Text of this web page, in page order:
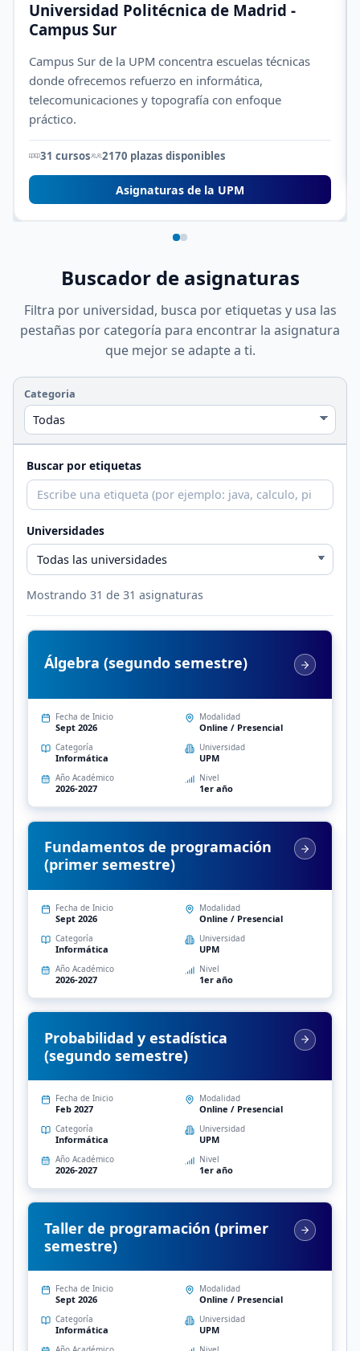
Universidad Politécnica de Madrid -
Campus Sur
Campus Sur de la UPM concentra escuelas técnicas
donde ofrecemos refuerzo en informática,
telecomunicaciones y topografía con enfoque
práctico.
31 cursos 2170 plazas disponibles
Asignaturas de la UPM
Buscador de asignaturas
Filtra por universidad, busca por etiquetas y usa las
pestañas por categoría para encontrar la asignatura
que mejor se adapte a ti.
Categoria
Buscar por etiquetas
Universidades
Mostrando 31 de 31 asignaturas
Álgebra (segundo semestre)
Fecha de Inicio
Sept 2026
Modalidad
Online / Presencial
Categoría
Informática
Universidad
UPM
Año Académico
2026-2027
Nivel
1er año
Fundamentos de programación
(primer semestre)
Fecha de Inicio
Sept 2026
Modalidad
Online / Presencial
Categoría
Informática
Universidad
UPM
Año Académico
2026-2027
Nivel
1er año
Probabilidad y estadística
(segundo semestre)
Fecha de Inicio
Feb 2027
Modalidad
Online / Presencial
Categoría
Informática
Universidad
UPM
Año Académico
2026-2027
Nivel
1er año
Taller de programación (primer
semestre)
Fecha de Inicio
Sept 2026
Modalidad
Online / Presencial
Categoría
Informática
Universidad
UPM